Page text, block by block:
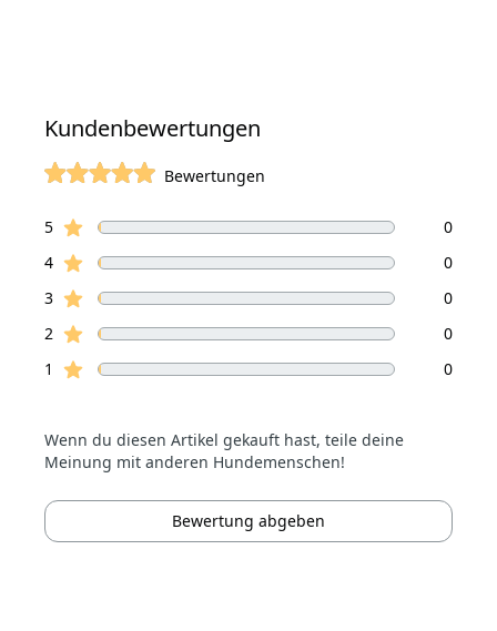
Kundenbewertungen
Bewertungen
Bewertungen
5Sterne Bewertungen
0
4Sterne Bewertungen
0
3Sterne Bewertungen
0
2 Sterne Bewertungen
0
1
Sterne Bewertungen 0
Wenn du diesen Artikel gekauft hast, teile deine
Meinung mit anderen Hundemenschen!
Bewertung abgeben